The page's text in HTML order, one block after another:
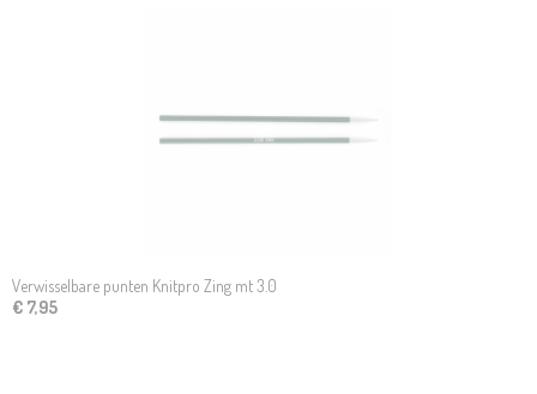
Verwisselbare punten Knitpro Zing mt 3.0
€ 7,95